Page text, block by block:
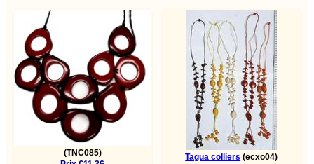
(TNC085)
Tagua colliers (ecxo04)